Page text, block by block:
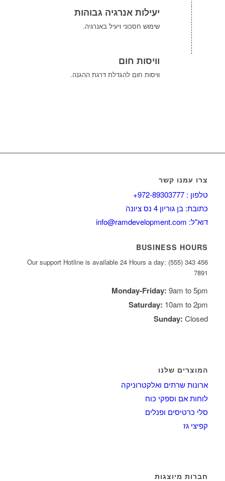
יעילות אנרגיה גבוהות
שימוש חסכוני ויעיל באנרגיה.
וויסות חום
וויסות חום להגדלת דרגת ההגנה.
צרו עמנו קשר
טלפון : 972-89303777+
כתובת: בן גוריון 4 נס ציונה
דוא"ל: info@ramdevelopment.com
BUSINESS HOURS
Our support Hotline is available 24 Hours a day: (555) 343 456
7891
Monday-Friday:9am to 5pm
Saturday: 10am to 2pm
Sunday:Closed
המוצרים שלנו
ארונות שרתים ואלקטרוניקה
לוחות אם וספקי כוח
סלי כרטיסים ופנלים
קפיצי גז
חברות מיוצגות